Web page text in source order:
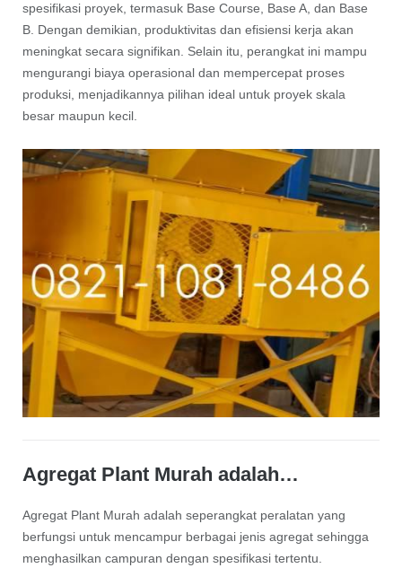
spesifikasi proyek, termasuk Base Course, Base A, dan Base
B. Dengan demikian, produktivitas dan efisiensi kerja akan
meningkat secara signifikan. Selain itu, perangkat ini mampu
mengurangi biaya operasional dan mempercepat proses
produksi, menjadikannya pilihan ideal untuk proyek skala
besar maupun kecil.
Agregat Plant Murah adalah…
Agregat Plant Murah adalah seperangkat peralatan yang
berfungsi untuk mencampur berbagai jenis agregat sehingga
menghasilkan campuran dengan spesifikasi tertentu.